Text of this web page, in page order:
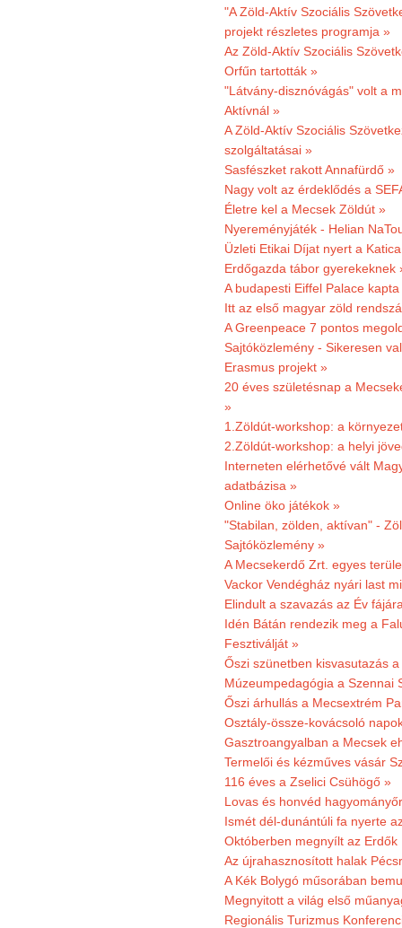
"A Zöld-Aktív Szociális
projekt részletes programja »
Az Zöld-Aktív Szociális
Orfűn tartották »
"Látvány-disznóvágás" volt a
Aktívnál »
A Zöld-Aktív Szociális
szolgáltatásai »
Sasfészket rakott Annafürdő »
Nagy volt az érdeklődés a
Életre kel a Mecsek Zöldút »
Nyereményjáték - Helian
Üzleti Etikai Díjat nyert a
Erdőgazda tábor gyerekeknek
A budapesti Eiffel Palace
Itt az első magyar zöld
A Greenpeace 7 pontos
Sajtóközlemény - Sikeresen
Erasmus projekt »
20 éves születésnap a
»
1.Zöldút-workshop: a
2.Zöldút-workshop: a helyi
Interneten elérhetővé vált
adatbázisa »
Online öko játékok »
"Stabilan, zölden, aktívan" -
Sajtóközlemény »
A Mecsekerdő Zrt. egyes
Vackor Vendégház nyári last
Elindult a szavazás az Év
Idén Bátán rendezik meg a
Fesztiválját »
Őszi szünetben kisvasutazás
Múzeumpedagógia a Szennai
Őszi árhullás a Mecsextrém
Osztály-össze-kovácsoló
Gasztroangyalban a Mecsek
Termelői és kézműves vásár
116 éves a Zselici Csühögő »
Lovas és honvéd
Ismét dél-dunántúli fa nyerte
Októberben megnyílt az
Az újrahasznosított halak
A Kék Bolygó műsorában
Megnyitott a világ első
Regionális Turizmus